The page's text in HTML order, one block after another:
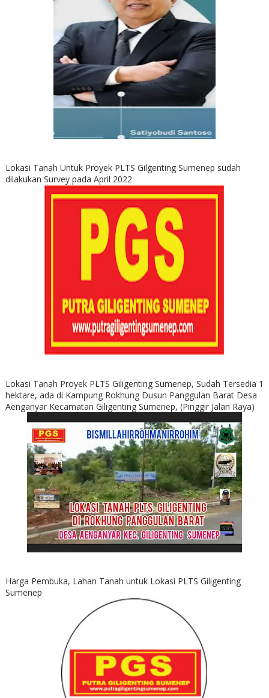
Lokasi Tanah Untuk Proyek PLTS Gilgenting Sumenep sudah
dilakukan Survey pada April 2022
Lokasi Tanah Proyek PLTS Giligenting Sumenep, Sudah Tersedia 1
hektare, ada di Kampung Rokhung Dusun Panggulan Barat Desa
Aenganyar Kecamatan Giligenting Sumenep, (Pinggir Jalan Raya)
Harga Pembuka, Lahan Tanah untuk Lokasi PLTS Giligenting
Sumenep